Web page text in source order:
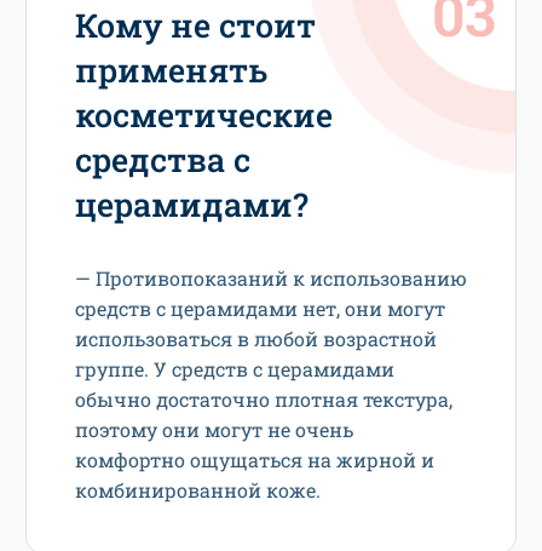
Кому не стоит
применять
косметические
средства с
церамидами?
— Противопоказаний к использованию
средств с церамидами нет, они могут
использоваться в любой возрастной
группе. У средств с церамидами
обычно достаточно плотная текстура,
поэтому они могут не очень
комфортно ощущаться на жирной и
комбинированной коже.